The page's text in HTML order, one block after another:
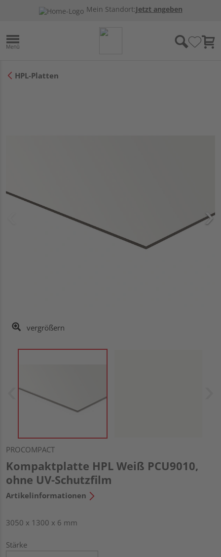
Mein Standort:Jetzt angeben
HPL-Platten
vergrößern
PROCOMPACT
Kompaktplatte HPL Weiß PCU9010,
ohne UV-Schutzfilm
Artikelinformationen
3050 x 1300 x 6 mm
Stärke